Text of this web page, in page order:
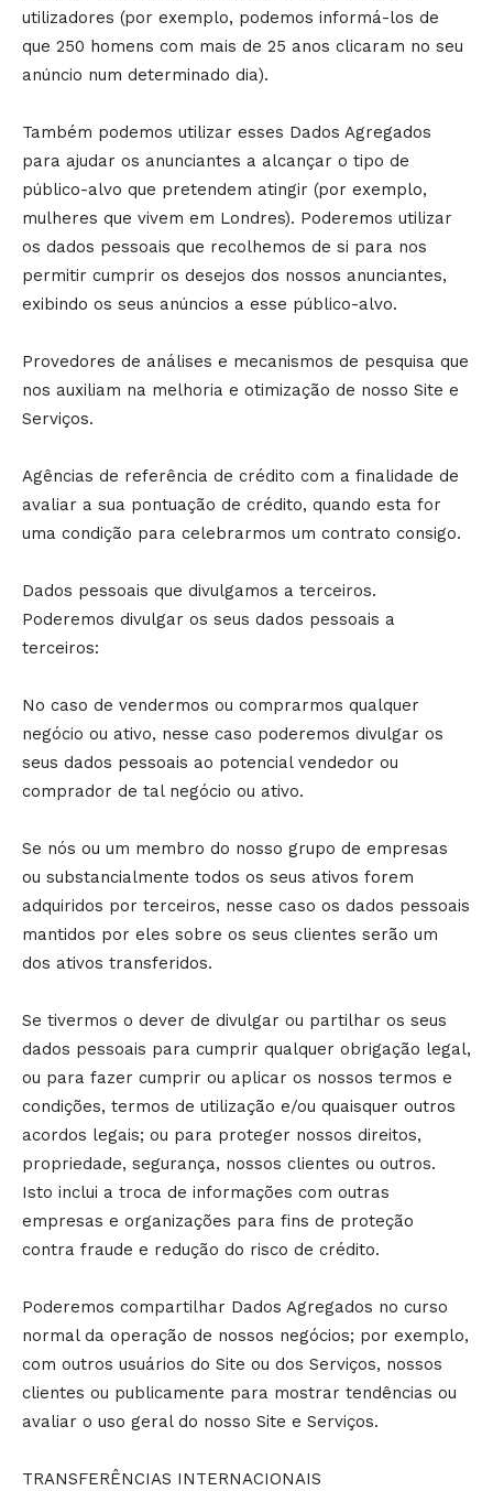
utilizadores (por exemplo, podemos informá-los de
que 250 homens com mais de 25 anos clicaram no seu
anúncio num determinado dia).
Também podemos utilizar esses Dados Agregados
para ajudar os anunciantes a alcançar o tipo de
público-alvo que pretendem atingir (por exemplo,
mulheres que vivem em Londres). Poderemos utilizar
os dados pessoais que recolhemos de si para nos
permitir cumprir os desejos dos nossos anunciantes,
exibindo os seus anúncios a esse público-alvo.
Provedores de análises e mecanismos de pesquisa que
nos auxiliam na melhoria e otimização de nosso Site e
Serviços.
Agências de referência de crédito com a finalidade de
avaliar a sua pontuação de crédito, quando esta for
uma condição para celebrarmos um contrato consigo.
Dados pessoais que divulgamos a terceiros.
Poderemos divulgar os seus dados pessoais a
terceiros:
No caso de vendermos ou comprarmos qualquer
negócio ou ativo, nesse caso poderemos divulgar os
seus dados pessoais ao potencial vendedor ou
comprador de tal negócio ou ativo.
Se nós ou um membro do nosso grupo de empresas
ou substancialmente todos os seus ativos forem
adquiridos por terceiros, nesse caso os dados pessoais
mantidos por eles sobre os seus clientes serão um
dos ativos transferidos.
Se tivermos o dever de divulgar ou partilhar os seus
dados pessoais para cumprir qualquer obrigação legal,
ou para fazer cumprir ou aplicar os nossos termos e
condições, termos de utilização e/ou quaisquer outros
acordos legais; ou para proteger nossos direitos,
propriedade, segurança, nossos clientes ou outros.
Isto inclui a troca de informações com outras
empresas e organizações para fins de proteção
contra fraude e redução do risco de crédito.
Poderemos compartilhar Dados Agregados no curso
normal da operação de nossos negócios; por exemplo,
com outros usuários do Site ou dos Serviços, nossos
clientes ou publicamente para mostrar tendências ou
avaliar o uso geral do nosso Site e Serviços.
TRANSFERÊNCIAS INTERNACIONAIS